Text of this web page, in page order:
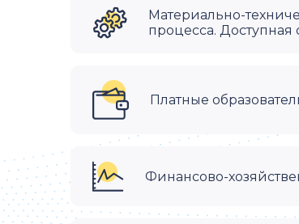
Материально-
процесса. Доступная
Платные
Финансово-